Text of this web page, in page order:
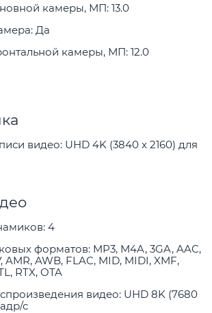
камеры, МП: 13.0
Да
камеры, МП: 12.0
видео: UHD 4K (3840 x 2160) для
4
форматов: MP3, M4A, 3GA, AAC,
AMR, AWB, FLAC, MID, MIDI, XMF,
RTX, OTA
видео: UHD 8K (7680
с